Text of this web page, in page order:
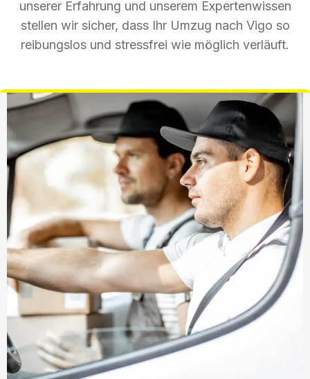
unserer Erfahrung und unserem Expertenwissen
stellen wir sicher, dass Ihr Umzug nach Vigo so
reibungslos und stressfrei wie möglich verläuft.